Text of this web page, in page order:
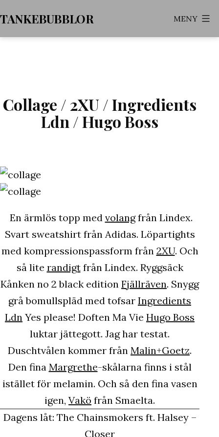
till
innehåll
TANKEBUBBLOR MENY
Collage / 2XU / Ingredients
Ldn / Hugo Boss
En ärmlös topp med volangfrån Lindex.
Svart sweatshirt från Adidas. Löpartights
med kompressionspassform från 2XU. Och
så lite randigtfrån Lindex. Ryggsäck
Kånken no 2 black edition Fjällräven. Snygg
grå bomullspläd med tofsar Ingredients
Ldn Yes please! Doften Ma Vie Hugo Boss
luktar jättegott. Jag har testat.
Duschtvålen kommer från Malin+Goetz.
Den fina Margrethe-skålarna finns i stål
istället för melamin. Och så den fina vasen
igen, Vakö från Smaelta.
Dagens låt: The Chainsmokers ft. Halsey –
Closer